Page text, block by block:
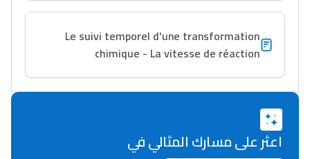
Interviews/Vidéos
+ de 89 Interviews/Vidéos
دليل المهن
ما يزيد عن 149 مهنة
Le suivi temporel d'une transformation
chimique - La vitesse de réaction
اعثر على مسارك المثالي في